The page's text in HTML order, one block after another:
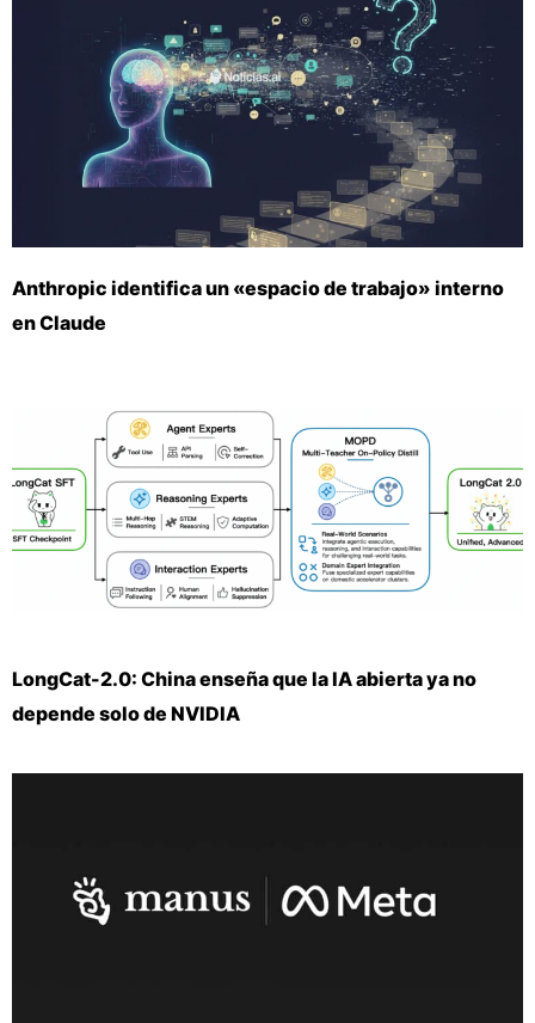
Anthropic identifica un «espacio de trabajo» interno
en Claude
LongCat-2.0: China enseña que la IA abierta ya no
depende solo de NVIDIA